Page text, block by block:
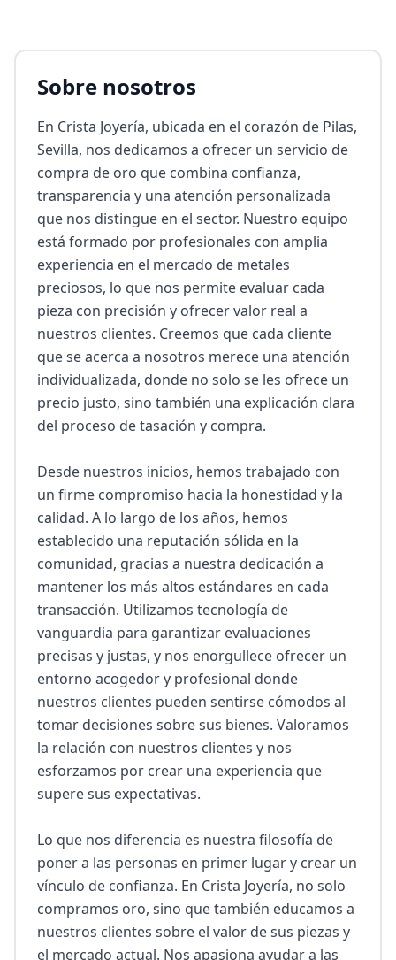
Sobre nosotros
En Crista Joyería, ubicada en el corazón de Pilas,
Sevilla, nos dedicamos a ofrecer un servicio de
compra de oro que combina confianza,
transparencia y una atención personalizada
que nos distingue en el sector. Nuestro equipo
está formado por profesionales con amplia
experiencia en el mercado de metales
preciosos, lo que nos permite evaluar cada
pieza con precisión y ofrecer valor real a
nuestros clientes. Creemos que cada cliente
que se acerca a nosotros merece una atención
individualizada, donde no solo se les ofrece un
precio justo, sino también una explicación clara
del proceso de tasación y compra.
Desde nuestros inicios, hemos trabajado con
un firme compromiso hacia la honestidad y la
calidad. A lo largo de los años, hemos
establecido una reputación sólida en la
comunidad, gracias a nuestra dedicación a
mantener los más altos estándares en cada
transacción. Utilizamos tecnología de
vanguardia para garantizar evaluaciones
precisas y justas, y nos enorgullece ofrecer un
entorno acogedor y profesional donde
nuestros clientes pueden sentirse cómodos al
tomar decisiones sobre sus bienes. Valoramos
la relación con nuestros clientes y nos
esforzamos por crear una experiencia que
supere sus expectativas.
Lo que nos diferencia es nuestra filosofía de
poner a las personas en primer lugar y crear un
vínculo de confianza. En Crista Joyería, no solo
compramos oro, sino que también educamos a
nuestros clientes sobre el valor de sus piezas y
el mercado actual. Nos apasiona ayudar a las